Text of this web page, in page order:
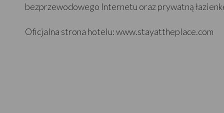
bezprzewodowego Internetu oraz prywatną
Oficjalna strona hotelu:www.stayattheplace.com